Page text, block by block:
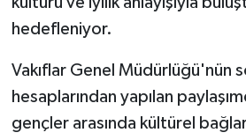
hedefleniyor.
Vakıflar Genel Müdürlüğü'nün
hesaplarından yapılan
gençler arasında kültürel